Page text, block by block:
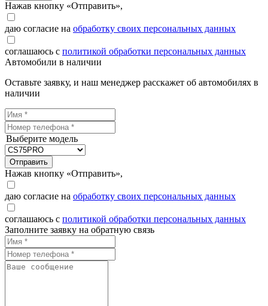
Нажав кнопку «Отправить»,
даю согласие на обработку своих персональных данных
соглашаюсь с политикой обработки персональных данных
Автомобили в наличии
Оставьте заявку, и наш менеджер расскажет об автомобилях в
наличии
Выберите модель
Отправить
Нажав кнопку «Отправить»,
даю согласие на обработку своих персональных данных
соглашаюсь с политикой обработки персональных данных
Заполните заявку на обратную связь